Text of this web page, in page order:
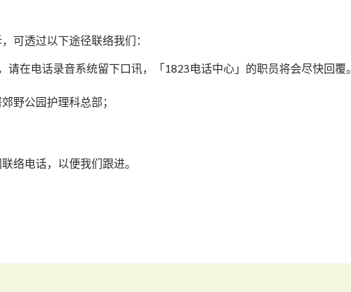
可透过以下途径联络我们：
在电话录音系统留下口讯，「1823电话中心」的职员将会尽快回覆。
野公园护理科总部；
络电话，以便我们跟进。